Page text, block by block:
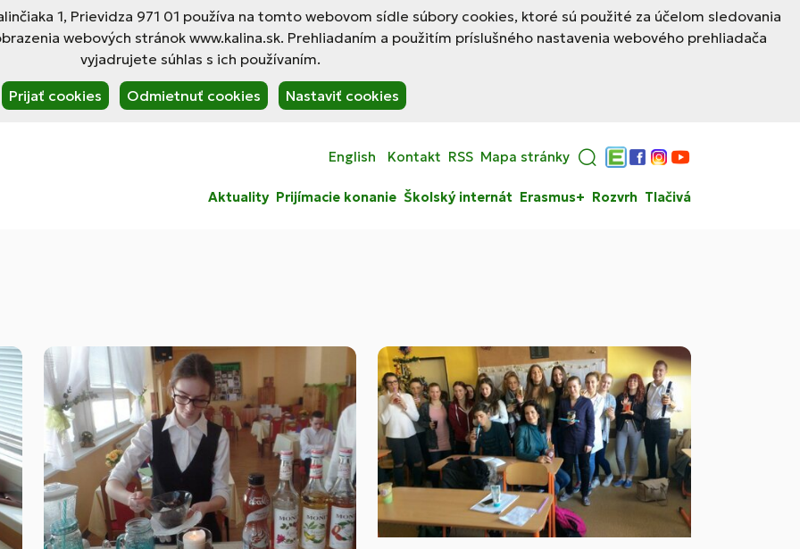
1, Prievidza 971 01 používa na tomto webovom sídle súbory cookies, ktoré sú použité za účelom sledovania
webových stránok www.kalina.sk. Prehliadaním a použitím príslušného nastavenia webového prehliadača
vyjadrujete súhlas s ich používaním.
Prijať cookies Odmietnuť cookies Nastaviť cookies
English Kontakt RSS Mapa stránky
Edupage
Facebook
Instagram
YouTube
Aktuality Prijímacie konanie Školský internát Erasmus+ Rozvrh Tlačivá